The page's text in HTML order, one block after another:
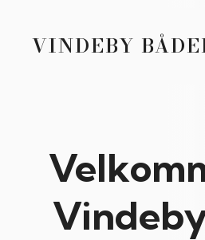
VINDEBY